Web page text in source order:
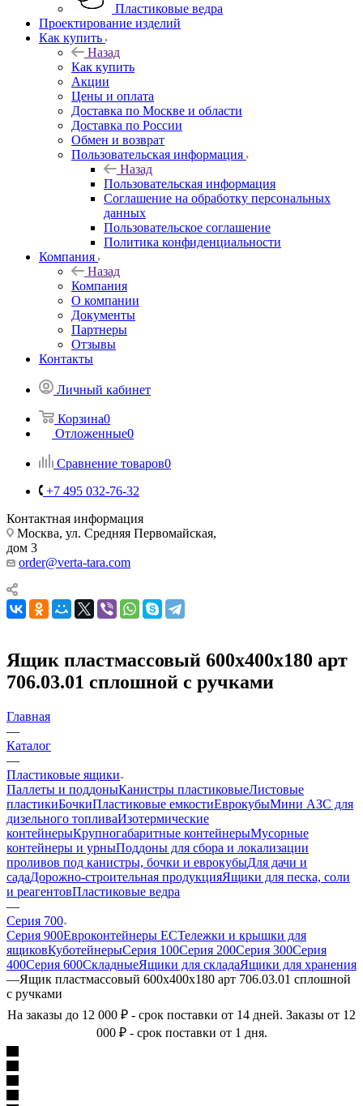
Пластиковые ведра
Проектирование изделий
Как купить
Назад
Как купить
Акции
Цены и оплата
Доставка по Москве и области
Доставка по России
Обмен и возврат
Пользовательская информация
Назад
Пользовательская информация
Соглашение на обработку персональных
данных
Пользовательское соглашение
Политика конфиденциальности
Компания
Назад
Компания
О компании
Документы
Партнеры
Отзывы
Контакты
Личный кабинет
Корзина0
Отложенные0
Сравнение товаров0
+7 495 032-76-32
Контактная информация
Москва, ул. Средняя Первомайская,
дом 3
order@verta-tara.com
Ящик пластмассовый 600х400х180 арт
706.03.01 сплошной с ручками
Главная
—
Каталог
—
Пластиковые ящики
Паллеты и поддоныКанистры пластиковыеЛистовые
пластикиБочкиПластиковые емкостиЕврокубыМини АЗС для
дизельного топливаИзотермические
контейнерыКрупногабаритные контейнерыМусорные
контейнеры и урныПоддоны для сбора и локализации
проливов под канистры, бочки и еврокубыДля дачи и
садаДорожно-строительная продукцияЯщики для песка, соли
и реагентовПластиковые ведра
—
Серия 700
Серия 900Евроконтейнеры ЕСТележки и крышки для
ящиковКуботейнерыСерия 100Серия 200Серия 300Серия
400Серия 600СкладныеЯщики для складаЯщики для хранения
—Ящик пластмассовый 600х400х180 арт 706.03.01 сплошной
с ручками
На заказы до 12 000 ₽ - срок поставки от 14 дней. Заказы от 12
000 ₽ - срок поставки от 1 дня.